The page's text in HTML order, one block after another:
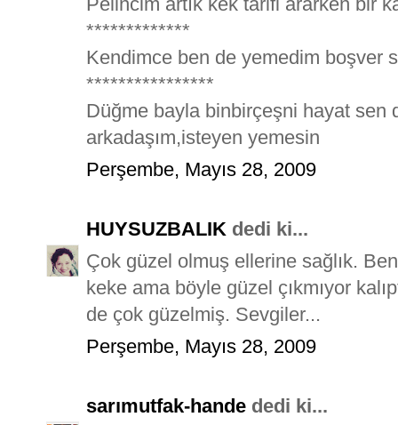
*************
Kendimce ben de yemedim boşver
****************
Düğme bayla binbirçeşni hayat sen
arkadaşım,isteyen yemesin
Perşembe, Mayıs 28, 2009
HUYSUZBALIK dedi ki...
Çok güzel olmuş ellerine sağlık.
keke ama böyle güzel çıkmıyor
de çok güzelmiş. Sevgiler...
Perşembe, Mayıs 28, 2009
sarımutfak-hande dedi ki...